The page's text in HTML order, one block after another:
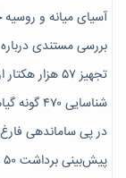
آسیای میانه و
بررسی مستندی
تجهیز ۵۷ هزار هکتار از اراضی لرستان به سیستم آبیاری نوین
شناسایی ۴۷٠ گونه گیاهان دارویی در آذربایجان غربی
در پی ساماندهی
پیش‎‌بینی برداشت ۵۰ هزار تن هلو از باغات چهارمحال و بختیاری